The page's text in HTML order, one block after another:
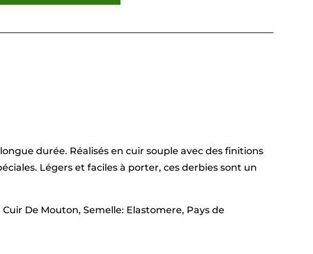
durée. Réalisés en cuir souple avec des finitions
Légers et faciles à porter, ces derbies sont un
De Mouton, Semelle: Elastomere, Pays de